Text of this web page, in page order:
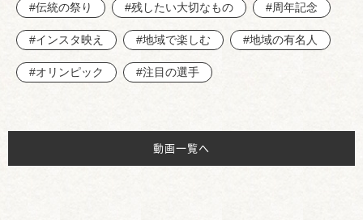
#伝統の祭り #残したい大切なもの #周年記念
#インスタ映え #地域で楽しむ #地域の有名人
#オリンピック #注目の選手
動画一覧へ